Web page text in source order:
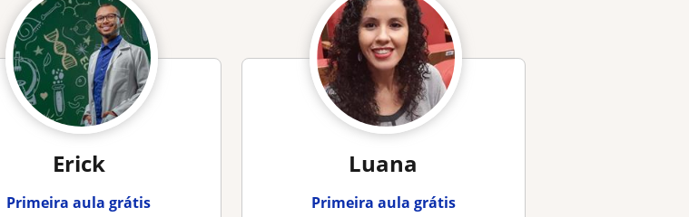
Erick
Primeira aula grátis
Luana
Primeira aula grátis